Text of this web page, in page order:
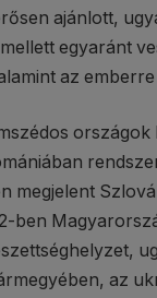
ajánlott,
egyaránt
az emberre
országok
megjelent
ben
az